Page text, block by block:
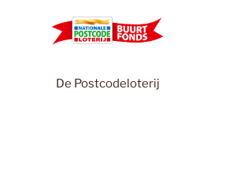
De Postcodeloterij